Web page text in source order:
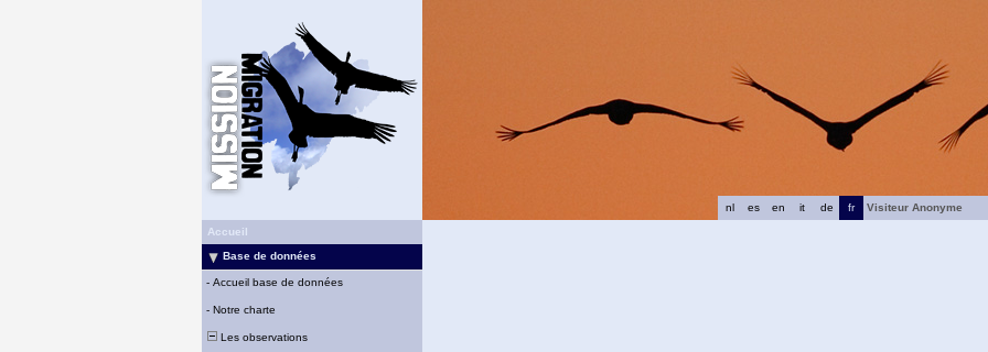
fr
de
it
en
es
nl
Visiteur Anonyme
Accueil
Base de données
- Accueil base de données
- Notre charte
Les observations